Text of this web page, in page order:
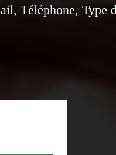
Téléphone, Type